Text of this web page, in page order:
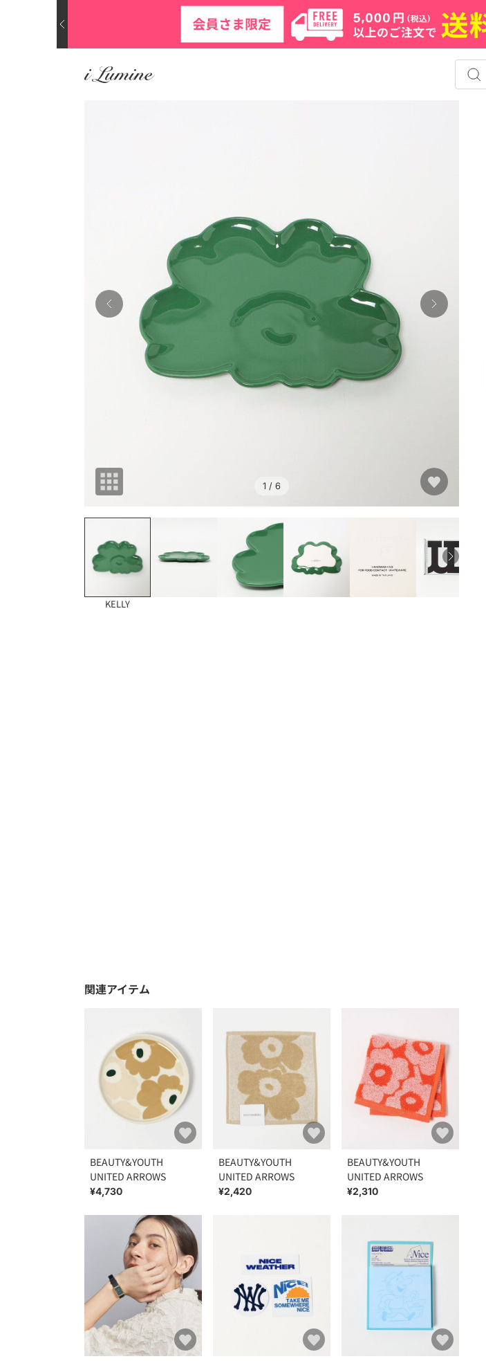
1 / 6
KELLY
関連アイテム
BEAUTY&YOUTH
UNITED ARROWS
¥4,730
BEAUTY&YOUTH
UNITED ARROWS
¥2,420
BEAUTY&YOUTH
UNITED ARROWS
¥2,310